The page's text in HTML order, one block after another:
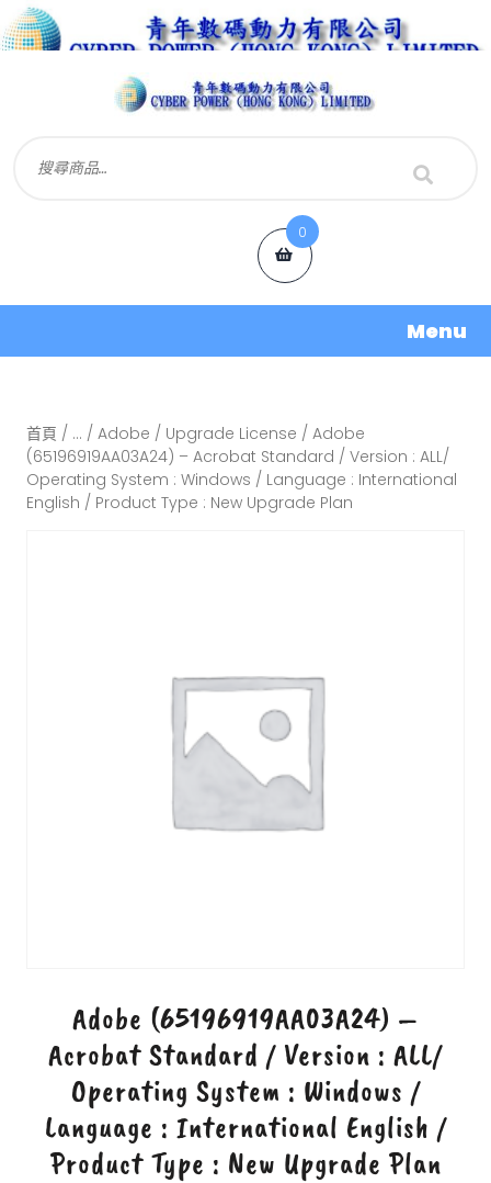
0
Menu
首頁 / ... / Adobe / Upgrade License / Adobe
(65196919AA03A24) – Acrobat Standard / Version : ALL/
Operating System : Windows / Language : International
English / Product Type : New Upgrade Plan
Adobe (65196919AA03A24) –
Acrobat Standard / Version : ALL/
Operating System : Windows /
Language : International English /
Product Type : New Upgrade Plan